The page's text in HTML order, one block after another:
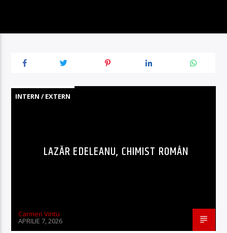
INTERN / EXTERN
LAZĂR EDELEANU, CHIMIST ROMÂN
Carmen Vintu
APRILIE 7, 2026